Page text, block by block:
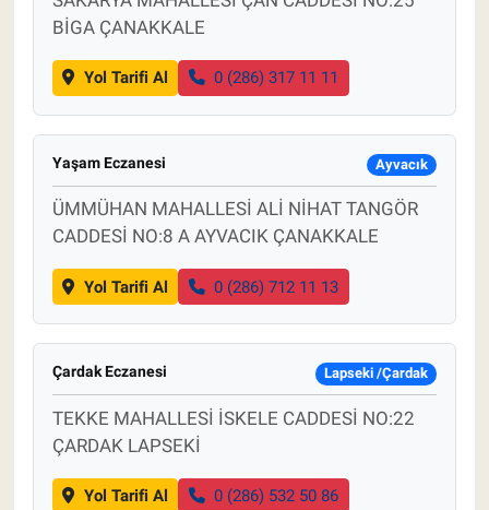
BİGA ÇANAKKALE
Yol Tarifi Al 0 (286) 317 11 11
Yaşam Eczanesi Ayvacık
ÜMMÜHAN MAHALLESİ ALİ NİHAT TANGÖR
CADDESİ NO:8 A AYVACIK ÇANAKKALE
Yol Tarifi Al 0 (286) 712 11 13
Çardak Eczanesi Lapseki /Çardak
TEKKE MAHALLESİ İSKELE CADDESİ NO:22
ÇARDAK LAPSEKİ
Yol Tarifi Al 0 (286) 532 50 86